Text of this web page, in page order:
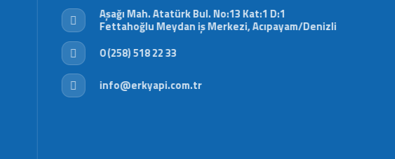
Aşağı Mah. Atatürk Bul. No:13 Kat:1 D:1
Fettahoğlu Meydan iş Merkezi, Acıpayam/Denizli
0 (258) 518 22 33
info@erkyapi.com.tr